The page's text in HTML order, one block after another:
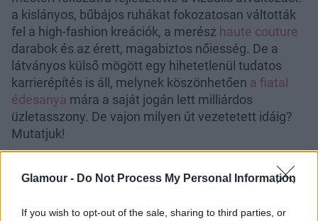
Glamour - Do Not Process My Personal Information
If you wish to opt-out of the sale, sharing to third parties, or
a kislányos, bűbájos ruhákat fokozatosan váltották
fel a high-fashion kreációk, a merész haute couture
darabok és az érett, magabiztos nőiesség. De a
látványos külső mögött egy hihetetlenül tudatos
karrierépítés is áll, melynek köszönhetően a fiatal
édesanya mára a saját jogán lett milliárdos
üzletasszony. De vajon milyen út vezetetett idáig?
Mutatjuk!